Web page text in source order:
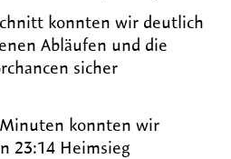
konnten wir deutlich
Abläufen und die
sicher
konnten wir
23:14 Heimsieg